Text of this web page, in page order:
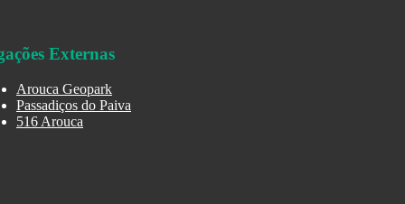
Externas
Arouca Geopark
Passadiços do Paiva
516 Arouca